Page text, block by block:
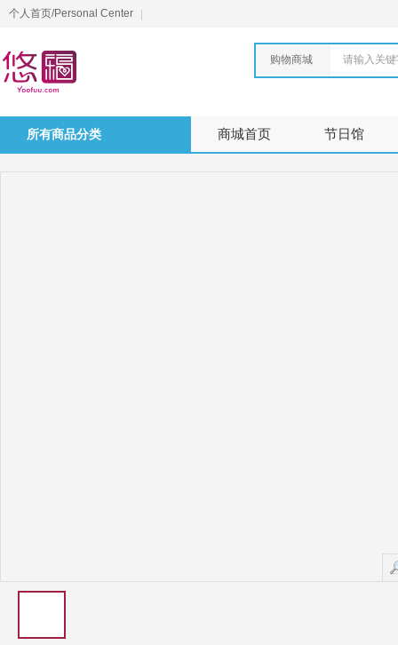
个人首页/Personal Center
购物商城 请输入关
所有商品分类 商城首页 节日馆